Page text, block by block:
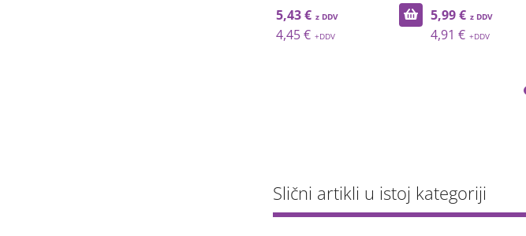
5,43 €
4,45 €
5,99 €
4,91 €
Slični artikli u istoj kategoriji